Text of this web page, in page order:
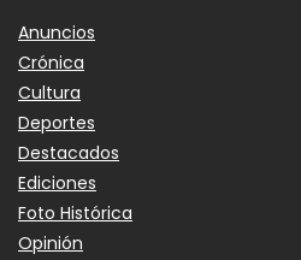
Anuncios
Crónica
Cultura
Deportes
Destacados
Ediciones
Foto Histórica
Opinión